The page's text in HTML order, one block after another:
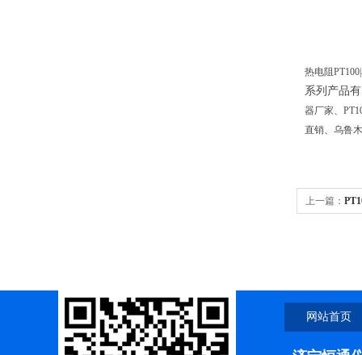
热电阻
系列产品有
器厂家、
直销、乌鲁
上一篇：
网站首页